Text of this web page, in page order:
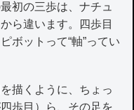
初の三歩は、ナチュ
ら違います。四歩目
ボットって“軸”ってい
描くように、ちょっ
歩目）ら、その足を